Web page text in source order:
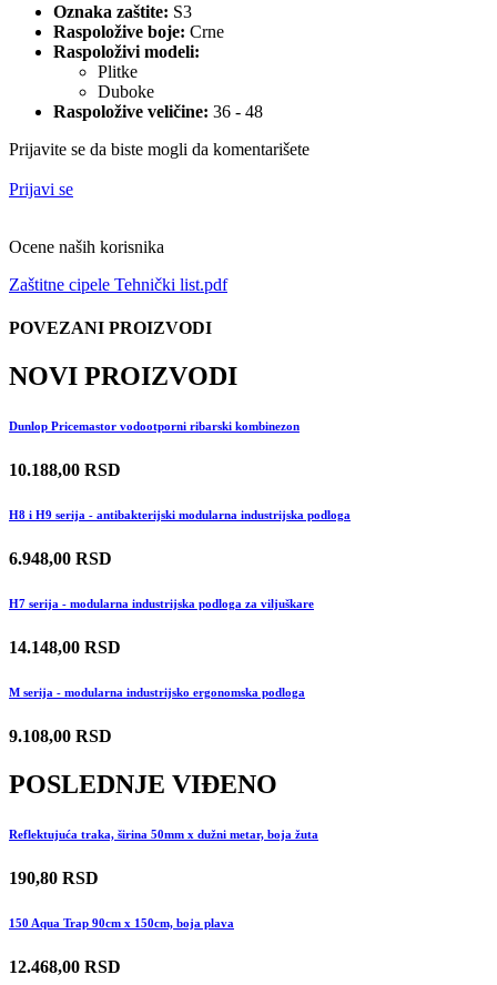
Oznaka zaštite: S3
Raspoložive boje: Crne
Raspoloživi modeli:
Plitke
Duboke
Raspoložive veličine: 36 - 48
Prijavite se da biste mogli da komentarišete
Prijavi se
Ocene naših korisnika
Zaštitne cipele Tehnički list.pdf
POVEZANI PROIZVODI
NOVI PROIZVODI
Dunlop Pricemastor vodootporni ribarski kombinezon
10.188,00 RSD
H8 i H9 serija - antibakterijski modularna industrijska podloga
6.948,00 RSD
H7 serija - modularna industrijska podloga za viljuškare
14.148,00 RSD
M serija - modularna industrijsko ergonomska podloga
9.108,00 RSD
POSLEDNJE VIĐENO
Reflektujuća traka, širina 50mm x dužni metar, boja žuta
190,80 RSD
150 Aqua Trap 90cm x 150cm, boja plava
12.468,00 RSD